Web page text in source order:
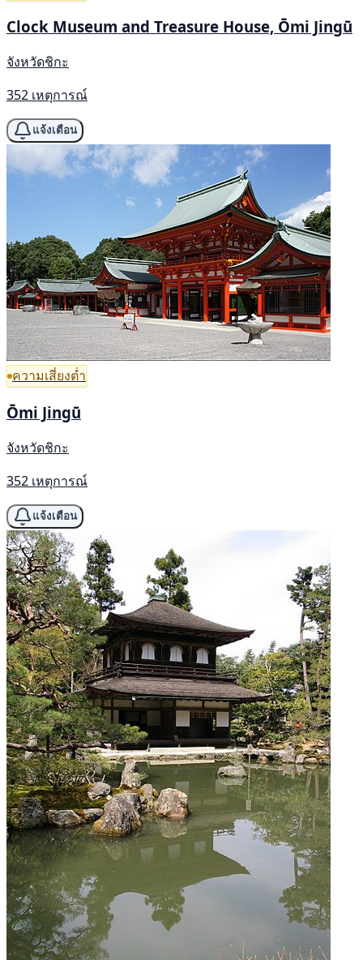
Clock Museum and Treasure House, Ōmi Jingū
จังหวัดชิกะ
352 เหตุการณ์
แจ้งเตือน
ความเสี่ยงต่ำ
Ōmi Jingū
จังหวัดชิกะ
352 เหตุการณ์
แจ้งเตือน